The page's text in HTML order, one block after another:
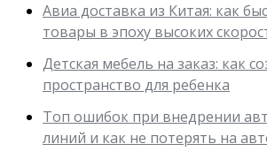
Авиа доставка из Китая: как
товары в эпоху высоких
Детская мебель на заказ: как
пространство для ребенка
Топ ошибок при внедрении
линий и как не потерять на